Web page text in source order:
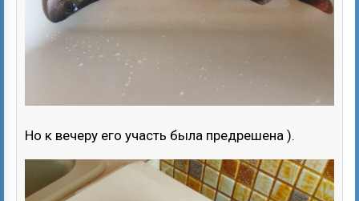
Но к вечеру его участь была предрешена ).